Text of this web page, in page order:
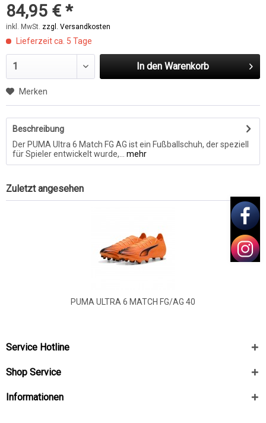
84,95 € *
inkl. MwSt. zzgl. Versandkosten
Lieferzeit ca. 5 Tage
In den Warenkorb
Merken
Beschreibung
Der PUMA Ultra 6 Match FG AG ist ein Fußballschuh, der speziell
für Spieler entwickelt wurde,...
mehr
Zuletzt angesehen
PUMA ULTRA 6 MATCH FG/AG 40
Service Hotline
Shop Service
Informationen